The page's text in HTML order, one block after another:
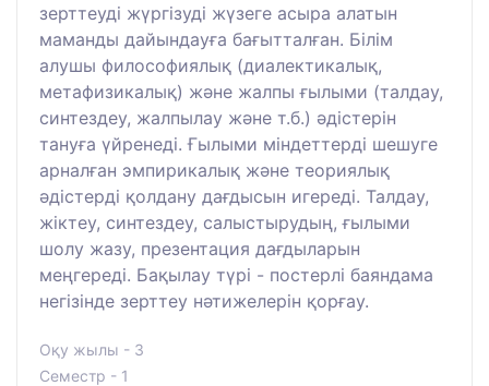
зерттеуді жүргізуді жүзеге асыра алатын
маманды дайындауға бағытталған. Білім
алушы философиялық (диалектикалық,
метафизикалық) және жалпы ғылыми (талдау,
синтездеу, жалпылау және т.б.) әдістерін
тануға үйренеді. Ғылыми міндеттерді шешуге
арналған эмпирикалық және теориялық
әдістерді қолдану дағдысын игереді. Талдау,
жіктеу, синтездеу, салыстырудың, ғылыми
шолу жазу, презентация дағдыларын
меңгереді. Бақылау түрі - постерлі баяндама
негізінде зерттеу нәтижелерін қорғау.
Оқу жылы - 3
Семестр - 1